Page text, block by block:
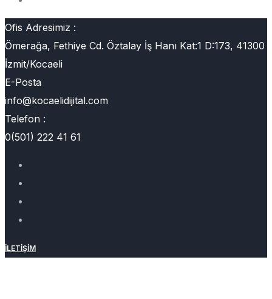
Ofis Adresimiz :
Ömerağa, Fethiye Cd. Öztalay İş Hanı Kat:1 D:173, 41300
İzmit/Kocaeli
E-Posta
info@kocaelidijital.com
Telefon :
0(501) 222 41 61
İLETIŞIM